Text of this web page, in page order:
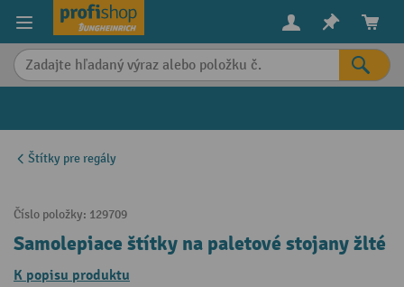
content
Štítky pre regály
Číslo položky: 129709
Samolepiace štítky na paletové stojany žlté
K popisu produktu